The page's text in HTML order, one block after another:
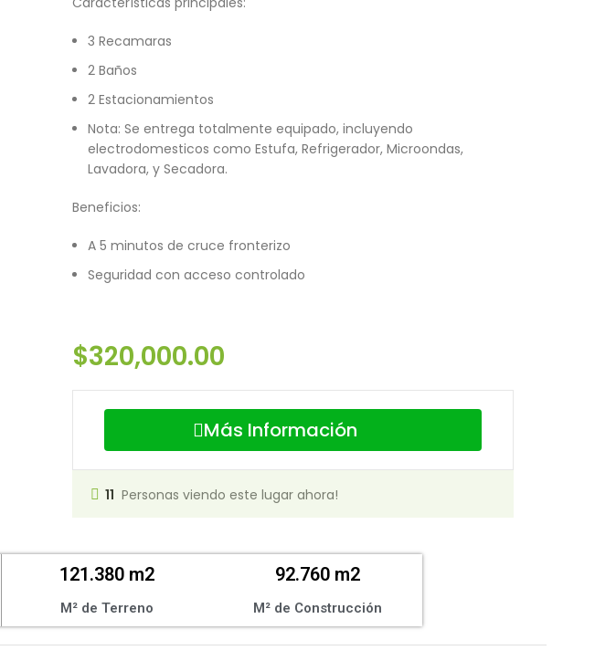
3 Recamaras
2 Baños
2 Estacionamientos
Nota: Se entrega totalmente equipado, incluyendo
electrodomesticos como Estufa, Refrigerador, Microondas,
Lavadora, y Secadora.
Beneficios:
A 5 minutos de cruce fronterizo
Seguridad con acceso controlado
$320,000.00
Más Información
11 Personas viendo este lugar ahora!
121.380 m2
M² de Terreno
92.760 m2
M² de Construcción